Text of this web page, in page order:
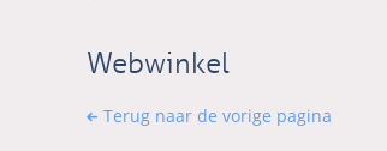
Webwinkel
Terug naar de vorige pagina